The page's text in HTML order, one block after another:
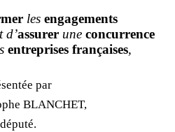
les engagements
d’assurerune concurrence
entreprises françaises,
par
BLANCHET,
député.